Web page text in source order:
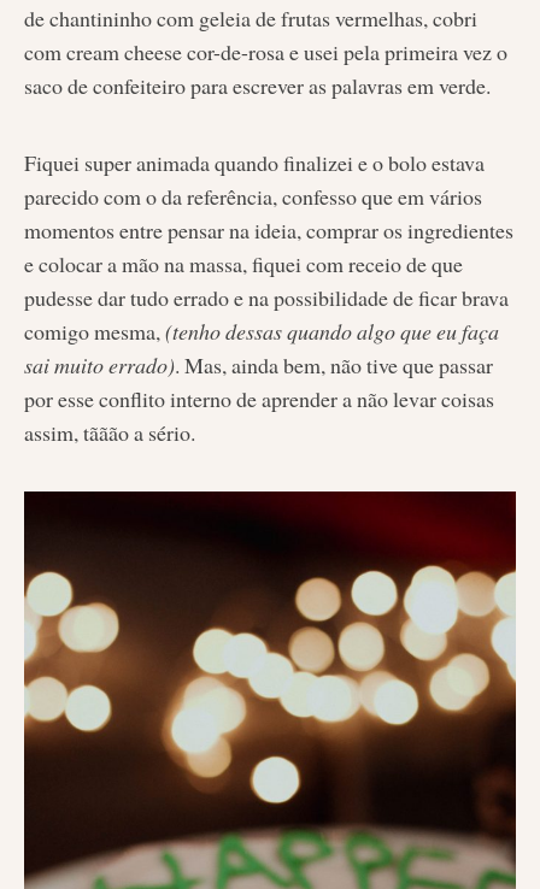
de chantininho com geleia de frutas vermelhas, cobri
com cream cheese cor-de-rosa e usei pela primeira vez o
saco de confeiteiro para escrever as palavras em verde.
Fiquei super animada quando finalizei e o bolo estava
parecido com o da referência, confesso que em vários
momentos entre pensar na ideia, comprar os ingredientes
e colocar a mão na massa, fiquei com receio de que
pudesse dar tudo errado e na possibilidade de ficar brava
comigo mesma, (tenho dessas quando algo que eu faça
sai muito errado). Mas, ainda bem, não tive que passar
por esse conflito interno de aprender a não levar coisas
assim, tããão a sério.